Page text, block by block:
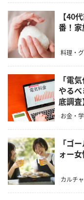
【40
番！家
料理・
「電
やる
底調査
お金・
「ゴ
ォー
カルチ